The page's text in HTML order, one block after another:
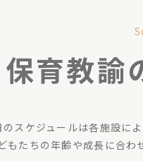
保育教諭
スケジュールは各施設によ
もたちの年齢や成長に合わ